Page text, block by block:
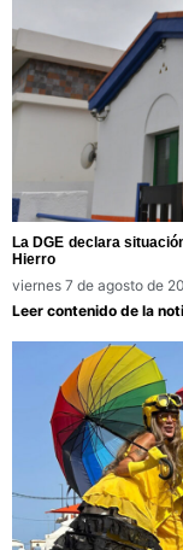
La DGE declara
Hierro
viernes 7 de agosto de
Leer contenido de la